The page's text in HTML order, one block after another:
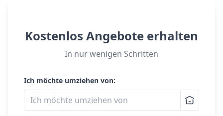
Kostenlos Angebote erhalten
In nur wenigen Schritten
Ich möchte umziehen von: